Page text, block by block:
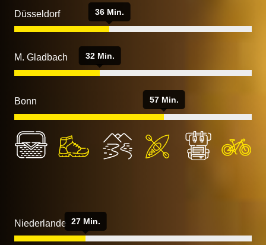
Düsseldorf 36 Min.
M. Gladbach 32 Min.
Bonn 57 Min.
Niederlande 27 Min.